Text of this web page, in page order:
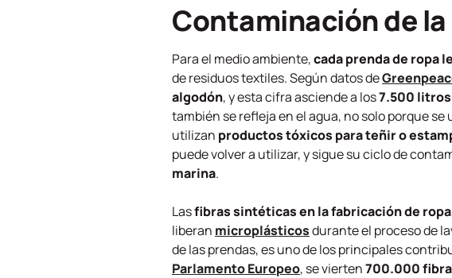
Contaminación de
Para el medio ambiente,cada prenda de ropa
de residuos textiles. Según datos de
algodón, y esta cifra asciende a los7.500 litros
también se refleja en el agua, no solo porque
utilizan productos tóxicos para teñir o
puede volver a utilizar, y sigue su ciclo de
marina.
Lasfibras sintéticas en la fabricación de ropa
liberan microplásticosdurante el proceso de
de las prendas, es uno de los principales
Parlamento Europeo, se vierten700.000